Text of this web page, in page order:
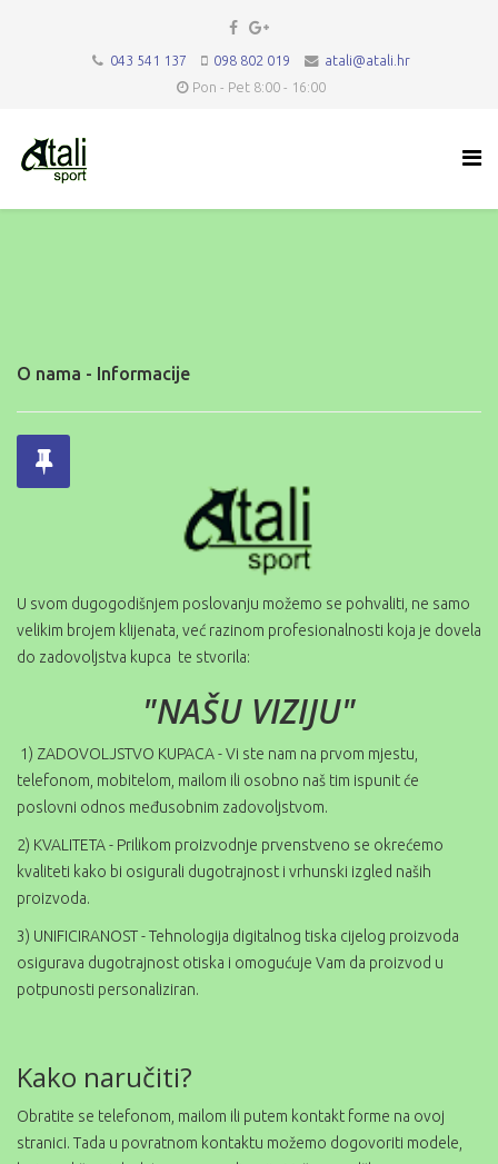
043 541 137 098 802 019
atali@atali.hr
Pon - Pet 8:00 - 16:00
O nama - Informacije
U svom dugogodišnjem poslovanju možemo se pohvaliti, ne samo
velikim brojem klijenata, već razinom profesionalnosti koja je dovela
do zadovoljstva kupca te stvorila:
"NAŠU VIZIJU"
1) ZADOVOLJSTVO KUPACA - Vi ste nam na prvom mjestu,
telefonom, mobitelom, mailom ili osobno naš tim ispunit će
poslovni odnos međusobnim zadovoljstvom.
2) KVALITETA - Prilikom proizvodnje prvenstveno se okrećemo
kvaliteti kako bi osigurali dugotrajnost i vrhunski izgled naših
proizvoda.
3) UNIFICIRANOST - Tehnologija digitalnog tiska cijelog proizvoda
osigurava dugotrajnost otiska i omogućuje Vam da proizvod u
potpunosti personaliziran.
Kako naručiti?
Obratite se telefonom, mailom ili putem kontakt forme na ovoj
stranici. Tada u povratnom kontaktu možemo dogovoriti modele,